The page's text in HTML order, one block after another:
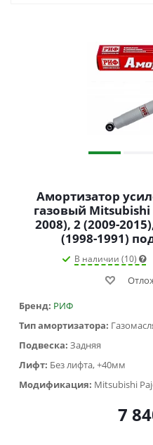
Амортизатор
газовый Mitsubishi
2008), 2 (2009-
(1998-1991)
В наличии (10)
Бренд: РИФ
Тип амортизатора:
Подвеска: Задняя
Лифт: Без лифта, +40мм
Модификация:
7